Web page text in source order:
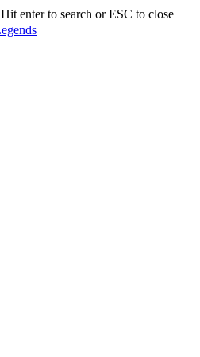
Hit enter to search or ESC to close